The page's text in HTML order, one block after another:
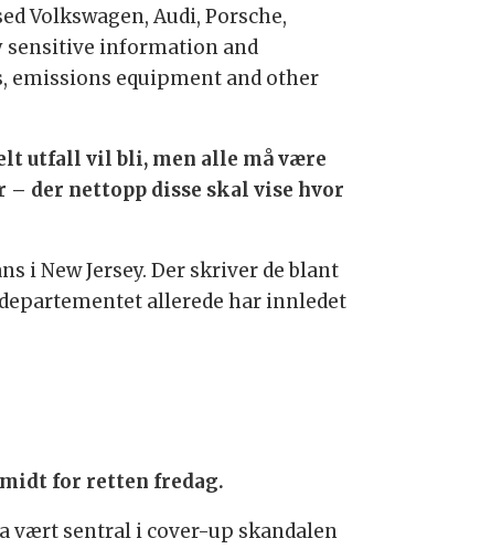
Volkswagen, Audi, Porsche,
sensitive information and
emissions equipment and other
utfall vil bli, men alle må være
der nettopp disse skal vise hvor
i New Jersey. Der skriver de blant
allerede har innledet
for retten fredag.
vært sentral i cover-up skandalen